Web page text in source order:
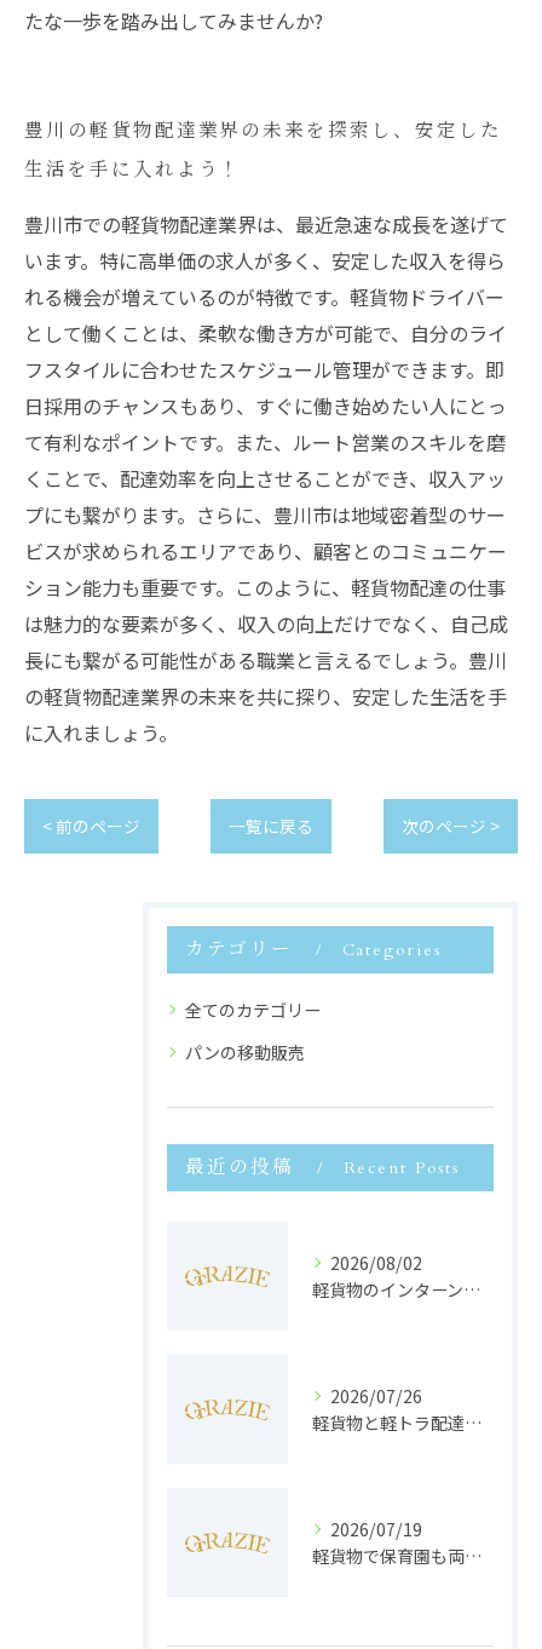
たな一歩を踏み出してみませんか?
豊川の軽貨物配達業界の未来を探索し、安定した
生活を手に入れよう！
豊川市での軽貨物配達業界は、最近急速な成長を遂げて
います。特に高単価の求人が多く、安定した収入を得ら
れる機会が増えているのが特徴です。軽貨物ドライバー
として働くことは、柔軟な働き方が可能で、自分のライ
フスタイルに合わせたスケジュール管理ができます。即
日採用のチャンスもあり、すぐに働き始めたい人にとっ
て有利なポイントです。また、ルート営業のスキルを磨
くことで、配達効率を向上させることができ、収入アッ
プにも繋がります。さらに、豊川市は地域密着型のサー
ビスが求められるエリアであり、顧客とのコミュニケー
ション能力も重要です。このように、軽貨物配達の仕事
は魅力的な要素が多く、収入の向上だけでなく、自己成
長にも繋がる可能性がある職業と言えるでしょう。豊川
の軽貨物配達業界の未来を共に探り、安定した生活を手
に入れましょう。
< 前のページ 一覧に戻る 次のページ >
カテゴリー Categories
全てのカテゴリー
パンの移動販売
最近の投稿 Recent Posts
2026/08/02
軽貨物のインターンで静岡県浜松市で未経験から収入安定と働きやすさを両立するポイント
2026/07/26
軽貨物と軽トラ配達の収益実態と独立へのステップを徹底解説
2026/07/19
軽貨物で保育園も両立静岡県浜松市で子育てと働きやすさを実現する方法